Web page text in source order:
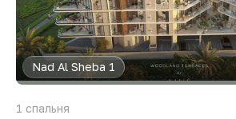
Nad Al Sheba 1
1 спальня